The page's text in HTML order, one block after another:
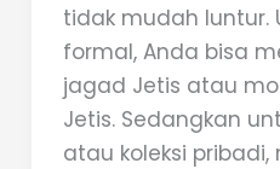
tidak mudah luntur.
formal, Anda bisa
jagad Jetis atau
Jetis. Sedangkan
atau koleksi